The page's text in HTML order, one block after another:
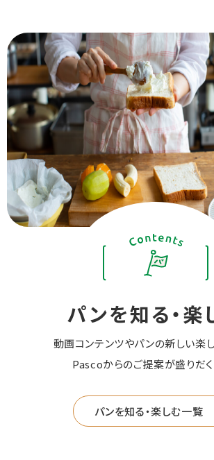
パンを知る・楽
動画コンテンツやパンの新しい楽
Pascoからのご提案が盛りだく
パンを知る・楽しむ一覧